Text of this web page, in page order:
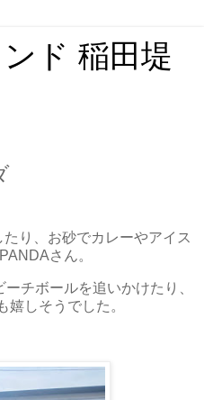
ド 稲田堤
り、お砂でカレーやアイス
さん。
チボールを追いかけたり、
嬉しそうでした。